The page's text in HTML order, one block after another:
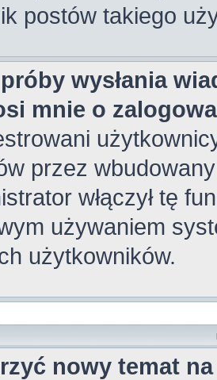
postów takiego
wysłania
mnie o
przez
włączył tę
używaniem
użytkowników.
nowy temat